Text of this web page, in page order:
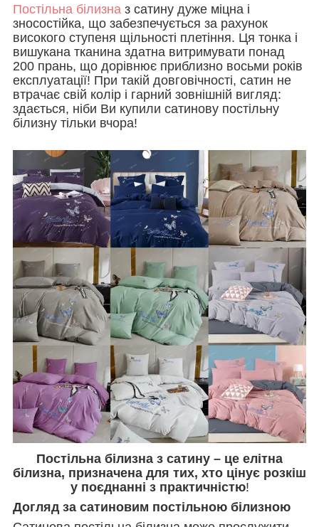
Постільна білизна з сатину дуже міцна і
зносостійка, що забезпечується за рахунок
високого ступеня щільності плетіння. Ця тонка і
вишукана тканина здатна витримувати понад
200 прань, що дорівнює приблизно восьми років
експлуатації! При такій довговічності, сатин не
втрачає свій колір і гарний зовнішній вигляд:
здається, ніби Ви купили сатинову постільну
білизну тільки вчора!
Постільна білизна з сатину – це елітна
білизна, призначена для тих, хто цінує розкіш
у поєднанні з практичністю!
Догляд за сатиновим постільною білизною